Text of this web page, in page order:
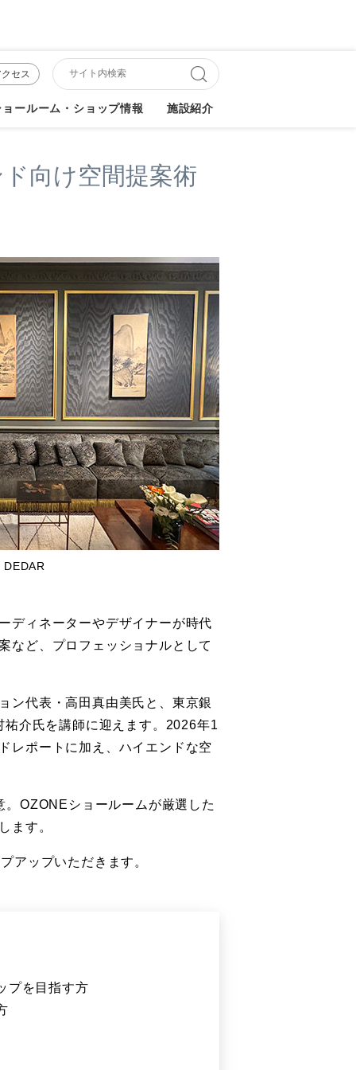
セス
ョールーム・ショップ情報 施設紹介
向け空間提案術
DEDAR
ディネーターやデザイナーが時代
など、プロフェッショナルとして
ン代表・高田真由美氏と、東京銀
介氏を講師に迎えます。2026年1
レポートに加え、ハイエンドな空
OZONEショールームが厳選した
ます。
アップいただきます。
プを目指す方